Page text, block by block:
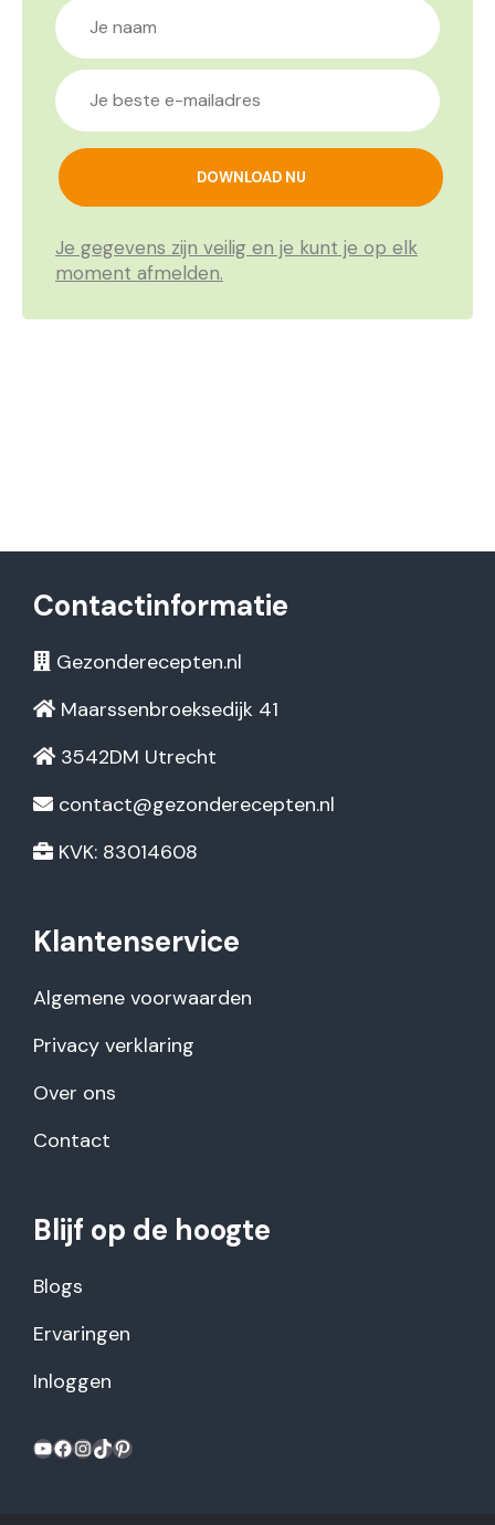
Je gegevens zijn veilig en je kunt je op elk
moment afmelden.
Contactinformatie
Gezonderecepten.nl
Maarssenbroeksedijk 41
3542DM Utrecht
contact@gezonderecepten.nl
KVK: 83014608
Klantenservice
Algemene voorwaarden
Privacy verklaring
Over ons
Contact
Blijf op de hoogte
Blogs
Ervaringen
Inloggen